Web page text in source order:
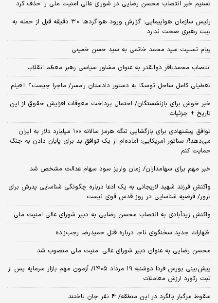
تسنیم خبر انتصاب محسن رضایی در شورای عالی امنیت ملی را حذف کرد
رئیس سازمان هواپیمایی: گزارش ورود هواگردها ٣٠ دقیقه قبل از حمله به
بیت رهبری صحت ندارد
پیام تسلیت سید محمد خاتمی به سید حسن خمینی
انتصاب محمدباقر ذوالقدر به عنوان مشاور سیاسی رهبر معظم انقلاب
تعطیلی کامل ساحل توسکا به دستور دادستان رامسر/ ماجرا چیست؟ +فیلم
خبر خوش برای بازنشستگان/ احتمال پرداخت معوقات افزایش حقوق از این
تاریخ + جزئیات
توافق پیشنهادی برای بازگشایی تنگه هرمز سالانه ۱۰۰ میلیارد دلار به ایران
می‌دهد!/ سناتور آمریکایی: آماده‌ام از یک توافق بد برای پایان دادن به جنگ
حمایت کنم
خبر مهم برای سهامداران/ زمان واریز سود سهام عدالت مشخص شد
واکنش فرزند شهید لاریجانی به یک ادعا درباره چگونگی شناسایی پدرش برای
ترور/ فرضیه شناسایی در روز قدس قوی نیست
واکنش زیدآبادی به انتصاب محسن رضایی به دبیر شورای عالی امنیت ملی
اظهارات جدید سخنگوی ناجا درباره قتل حمیدرضا رجب‌زاده
محسن رضایی به عنوان دبیر شورای عالی امنیت ملی منصوب شد
​پیش‌بینی بورس فردا دوشنبه ۱۹ مرداد ۱۴۰۵/ آزمون مهم بازار سرمایه پس از
ثبت رکورد ارزش معاملات
سقوط مرگبار بالگرد در این منطقه/ ۴ نفر جان باختند